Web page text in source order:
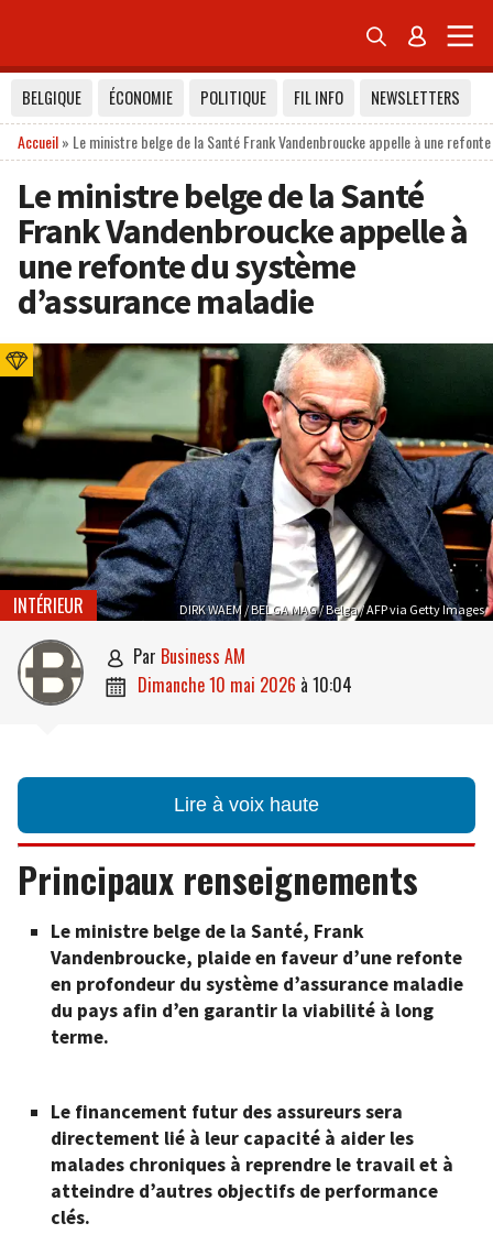
 
BELGIQUE ÉCONOMIE POLITIQUE FIL INFO
NEWSLETTERS
Accueil» Le ministre belge de la Santé Frank Vandenbroucke appelle à une
Le ministre belge de la Santé
Frank Vandenbroucke appelle à
une refonte du système
d’assurance maladie
DIRK WAEM / BELGA MAG / Belga / AFP via Getty Images
INTÉRIEUR
 par Business AM
 dimanche 10 mai 2026 à 10:04
Lire à voix haute
Principaux renseignements
Le ministre belge de la Santé, Frank
Vandenbroucke, plaide en faveur d’une refonte
en profondeur du système d’assurance maladie
du pays afin d’en garantir la viabilité à long
terme.
Le financement futur des assureurs sera
directement lié à leur capacité à aider les
malades chroniques à reprendre le travail et à
atteindre d’autres objectifs de performance
clés.